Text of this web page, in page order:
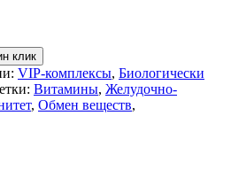
клик
VIP-комплексы, Биологически
Витамины, Желудочно-
, Обмен веществ,